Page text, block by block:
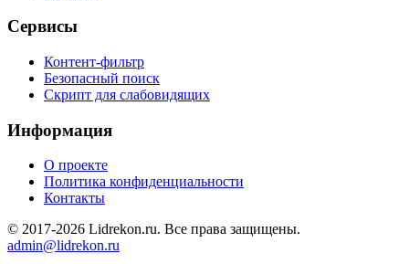
Сервисы
Контент-фильтр
Безопасный поиск
Скрипт для слабовидящих
Информация
О проекте
Политика конфиденциальности
Контакты
© 2017-2026 Lidrekon.ru. Все права защищены.
admin@lidrekon.ru